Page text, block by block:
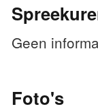
Geen
Foto's